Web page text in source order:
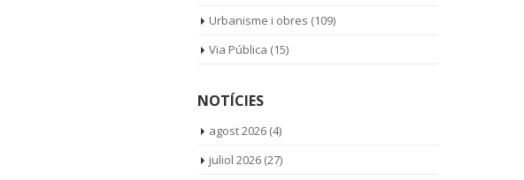
Urbanisme i obres (109)
Via Pública (15)
NOTÍCIES
agost 2026(4)
juliol 2026(27)